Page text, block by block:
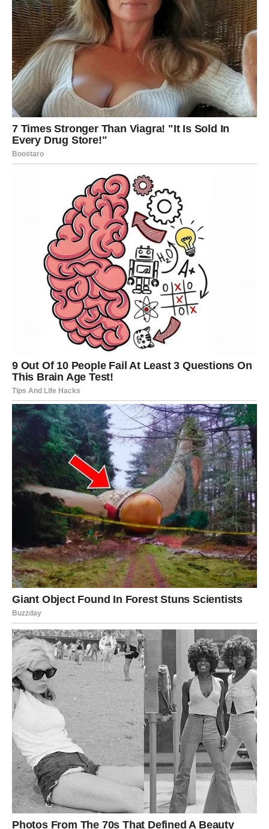
stvarnosti, postoji ogromna praznina koja se ne može
popuniti.
Rak je bio neko ko je pružao sigurnost, toplinu i
bezuslovnu ljubav. A to se ne zaboravlja.
Ta osoba:
često proverava šta Rak radi (društvene mreže, priče,
čak i preko drugih ljudi)
upoređuje svaku novu osobu sa Rakom – i uvek neko
vraća se u sećanja, čita stare poruke, analizira gde je
pogrešila
Ali zašto ne napravi prvi korak?
Zato što je svesna koliko je povredila Raka. Strah od
odbijanja i osećaj krivice je ogroman. Ego joj ne
dozvoljava da prizna da je pogrešila.
Rak misli da je zaboravljen. Istina je – nikada nije bio
važniji.
U narednom periodu, mogući su suptilni signali:
lajkovanje starih slika
iznenadna poruka „slučajno“
pokušaj kontakta bez direktnog priznanja emocija
Rak treba da bude oprezan – jer ova priča još nije
završena.
VAGA
Vage su majstori za balans, ali kada vole – vole duboko i
iskreno. Njihova veza je bila nešto posebno, ali često je
bila opterećena nesigurnostima i pogrešnim tajmingom.
Vaga je odlučila da ode dalje. Naučila je da kontroliše
emocije, da ne pokazuje slabost. Ali ono što ne zna jeste
da druga strana nikada nije prestala da misli na nju.
Bivša ljubav Vage:
oseća da je izgubila „idealnu osobu“
shvatila je prekasno koliko je Vaga bila posebna
nosi u sebi stalno „šta bi bilo kad bi bilo“
Postoji velika borba unutar te osobe. Srce želi povratak,